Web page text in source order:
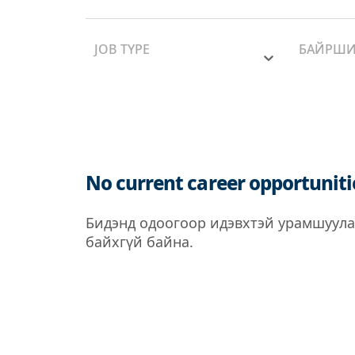
JOB TYPE
No current career
Бидэнд одоогоор идэвхтэй
байхгүй байна.